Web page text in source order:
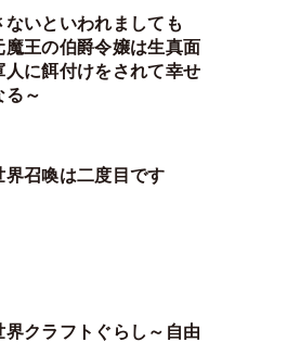
ないといわれましても
魔王の伯爵令嬢は生真面
人に餌付けをされて幸せ
る～
界召喚は二度目です
界クラフトぐらし～自由